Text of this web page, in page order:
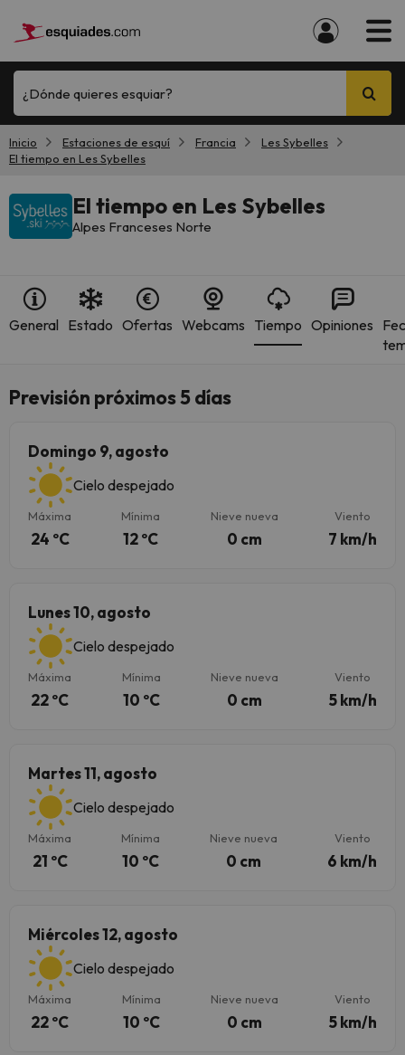
¿Dónde quieres esquiar?
Inicio Estaciones de esquí Francia
Les Sybelles
El tiempo en Les Sybelles
El tiempo en Les Sybelles
Alpes Franceses Norte
General Estado Ofertas Webcams Tiempo Opiniones
Previsión próximos 5 días
Domingo 9, agosto
Cielo despejado
Máxima
24 ºC
Mínima
12 ºC
Nieve nueva
0 cm
Viento
7 km/h
Lunes 10, agosto
Cielo despejado
Máxima
22 ºC
Mínima
10 ºC
Nieve nueva
0 cm
Viento
5 km/h
Martes 11, agosto
Cielo despejado
Máxima
21 ºC
Mínima
10 ºC
Nieve nueva
0 cm
Viento
6 km/h
Miércoles 12, agosto
Cielo despejado
Máxima
22 ºC
Mínima
10 ºC
Nieve nueva
0 cm
Viento
5 km/h